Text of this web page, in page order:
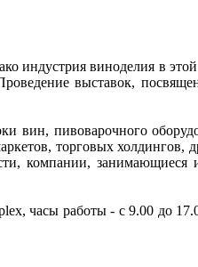
индустрия виноделия в
выставок,
вин, пивоварочного
торговых
компании,
часы работы - с 9.00 до